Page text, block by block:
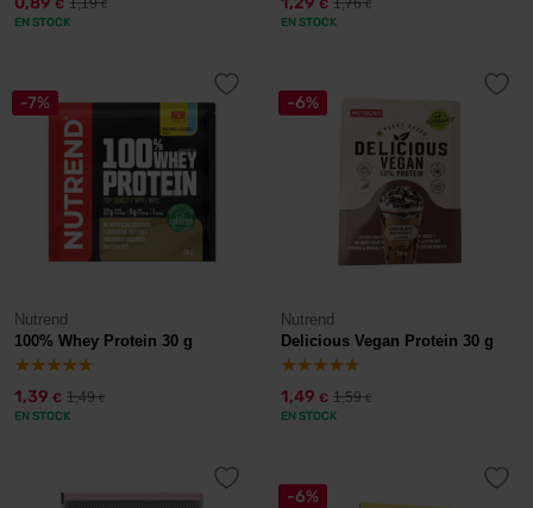
€ 1,19€
EN STOCK
€ 1,76€
EN STOCK
-7%
Nutrend
100% Whey Protein 30 g
1,39 € 1,49€
EN STOCK
-6%
Nutrend
Delicious Vegan Protein 30 g
1,49 € 1,59€
EN STOCK
-6%